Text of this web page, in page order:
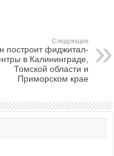
Следующее
построит фиджитал-
в Калининграде,
Томской области и
Приморском крае